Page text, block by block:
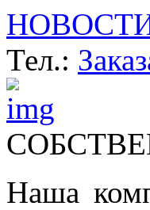
Тел.:
Наша